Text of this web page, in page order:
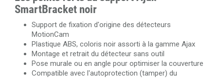
SmartBracket noir
Support de fixation d'origine des détecteurs
MotionCam
Plastique ABS, coloris noir assorti à la gamme Ajax
Montage et retrait du détecteur sans outil
Pose murale ou en angle pour optimiser la couverture
Compatible avec l'autoprotection (tamper) du